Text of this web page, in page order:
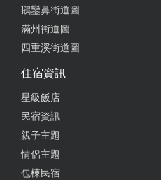
OK超讚的
鵝鑾鼻街道圖
滿州街道圖
四重溪街道圖
住宿資訊
星級飯店
民宿資訊
親子主題
情侶主題
包棟民宿